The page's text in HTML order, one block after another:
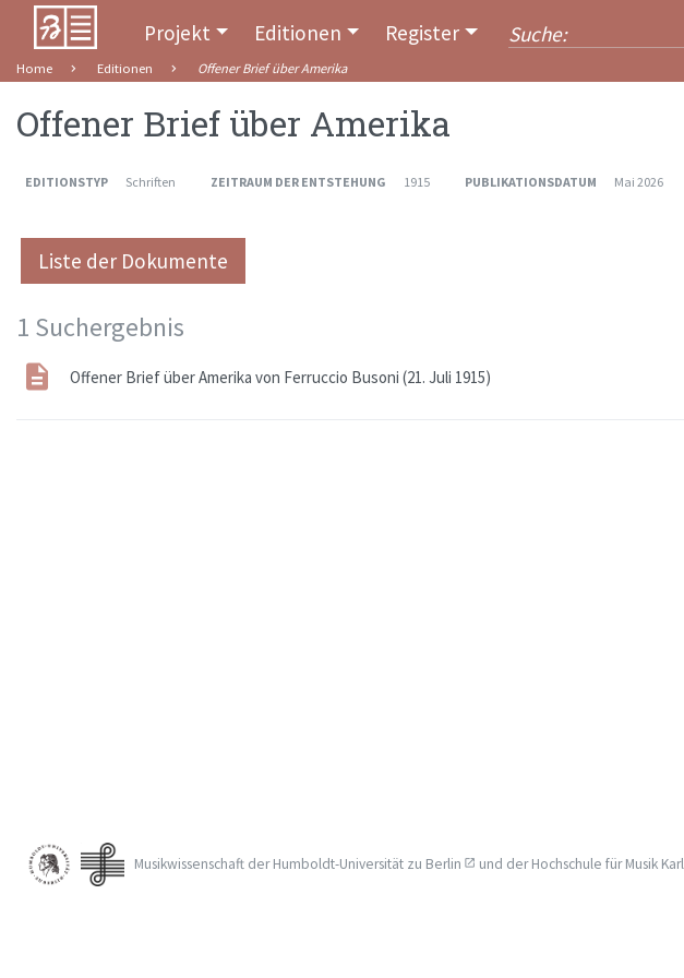
Projekt Editionen Register
Home Editionen Offener Brief über Amerika
Offener Brief über Amerika
EDITIONSTYP Schriften ZEITRAUM DER ENTSTEHUNG 1915 PUBLIKATIONSDATUM Mai 2026
Liste der Dokumente
1 Suchergebnis
Offener Brief über Amerika von Ferruccio Busoni (21. Juli 1915)
Musikwissenschaft derHumboldt-Universität zu Berlin und derHochschule für Musik